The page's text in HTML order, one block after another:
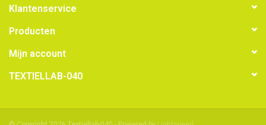
Klantenservice
Producten
Mijn account
TEXTIELLAB-040